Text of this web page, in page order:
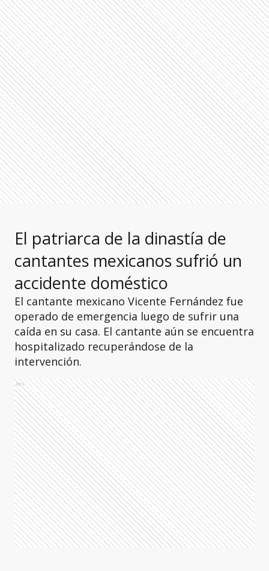
El patriarca de la dinastía de
cantantes mexicanos sufrió un
accidente doméstico
El cantante mexicano Vicente Fernández fue
operado de emergencia luego de sufrir una
caída en su casa. El cantante aún se encuentra
hospitalizado recuperándose de la
intervención.
Ads